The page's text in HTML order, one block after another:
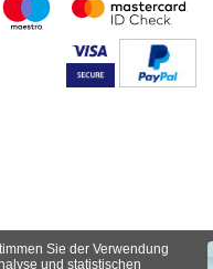
Sie der Verwendung
und statistischen